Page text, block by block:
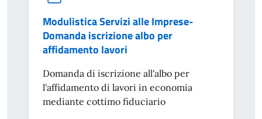
Modulistica Servizi alle Imprese-
Domanda iscrizione albo per
affidamento lavori
Domanda di iscrizione all'albo per
l'affidamento di lavori in economia
mediante cottimo fiduciario